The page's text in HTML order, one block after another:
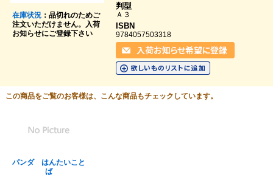
在庫状況：品切れのためご
注文いただけません。入荷
お知らせにご登録下さい
判型
Ａ３
ISBN
9784057503318
この商品をご覧のお客様は、こんな商品もチェックしています。
パンダ はんたいこと
ば